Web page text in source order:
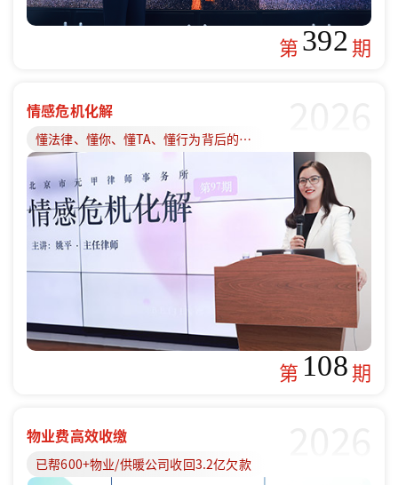
第392期
情感危机化解
懂法律、懂你、懂TA、懂行为背后的原因
第 108期
物业费高效收缴
已帮600+物业/供暖公司收回3.2亿欠款